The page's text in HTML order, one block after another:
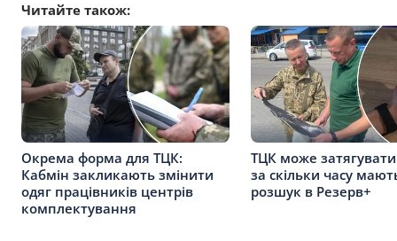
Читайте також:
Окрема форма для ТЦК:
Кабмін закликають змінити
одяг працівників центрів
комплектування
ТЦК може
за скільки часу
розшук в Резерв+